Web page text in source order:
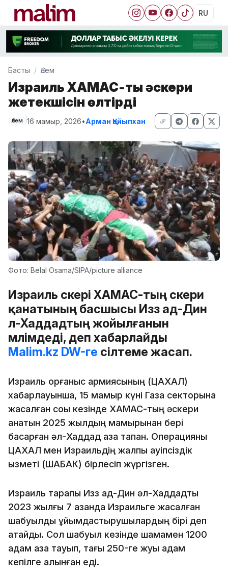
RU
Басты Әлем
Израиль ХАМАС-тың әскери
жетекшісін өлтірді
Әлем 16 мамыр, 2026•Арман Қайыпхан
Фото: Belal Osama/SIPA/picture alliancе
Израиль әскері ХАМАС-тың әскери
қанатының басшысы Изз ад-Дин
әл-Хаддадтың жойылғанын
мәлімдеді, деп хабарлайды
Malim.kz DW-ге сілтеме жасап.
Израиль қорғаныс армиясының (ЦАХАЛ)
хабарлауынша, 15 мамыр күні Газа секторына
жасалған соққы кезінде ХАМАС-тың әскери
қанатын 2025 жылдың мамырынан бері
басқарған әл-Хаддад қаза тапқан. Операцияны
ЦАХАЛ мен Израильдің жалпы қауіпсіздік
қызметі (ШАБАК) бірлесіп жүргізген.
Израиль тарапы Изз ад-Дин әл-Хаддадты
2023 жылғы 7 қазанда Израильге жасалған
шабуылды ұйымдастырушылардың бірі деп
атайды. Сол шабуыл кезінде шамамен 1200
адам қаза тауып, тағы 250-ге жуық адам
кепілге алынған еді.